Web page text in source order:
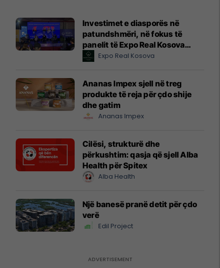
Investimet e diasporës në
patundshmëri, në fokus të
panelit të Expo Real Kosova
2026Expo Real Kosova
Ananas Impex sjell në treg
produkte të reja për çdo shije
dhe gatim
Ananas Impex
Cilësi, strukturë dhe
përkushtim: qasja që sjell Alba
Health për Spitex
Alba Health
Një banesë pranë detit për çdo
verë
Edil Project